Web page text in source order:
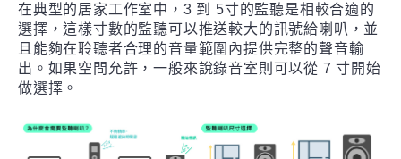
在典型的居家工作室中，3 到 5寸的監聽是相較合適的
選擇，這樣寸數的監聽可以推送較大的訊號給喇叭，並
且能夠在聆聽者合理的音量範圍內提供完整的聲音輸
出。如果空間允許，一般來說錄音室則可以從 7 寸開始
做選擇。